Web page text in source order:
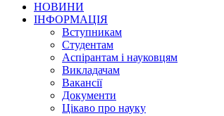
НОВИНИ
ІНФОРМАЦІЯ
Вступникам
Студентам
Аспірантам і науковцям
Викладачам
Вакансії
Документи
Цікаво про науку